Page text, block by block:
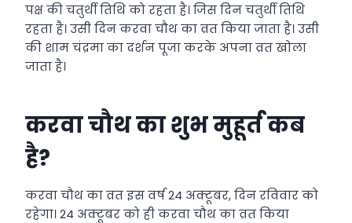
पक्ष की चतुर्थी तिथि को रहता है। जिस दिन चतुर्थी तिथि
रहता है। उसी दिन करवा चौथ का व्रत किया जाता है। उसी
की शाम चंद्रमा का दर्शन पूजा करके अपना व्रत खोला
जाता है।
करवा चौथ का शुभ मुहूर्त कब
है?
करवा चौथ का व्रत इस वर्ष 24 अक्टूबर, दिन रविवार को
रहेगा। 24 अक्टूबर को ही करवा चौथ का व्रत किया